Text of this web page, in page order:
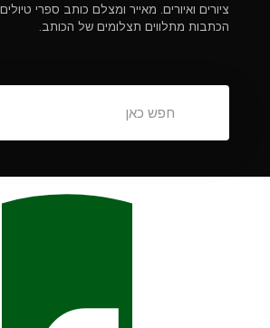
ציורים ואיורים. מאייר ומצלם כותב ספרי
הכתבות מתלווים תצלומים של הכותב.